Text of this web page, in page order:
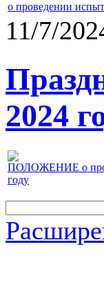
о проведении
11/7/
2024
ПОЛОЖЕНИЕ о
году